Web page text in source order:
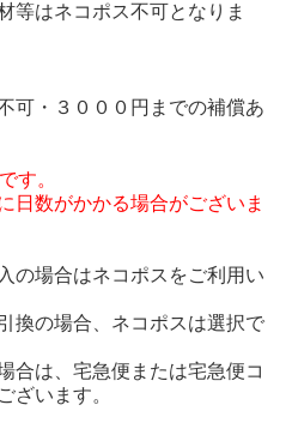
等はネコポス不可となりま
可・３０００円までの補償あ
す。
日数がかかる場合がございま
の場合はネコポスをご利用い
換の場合、ネコポスは選択で
合は、宅急便または宅急便コ
ざいます。